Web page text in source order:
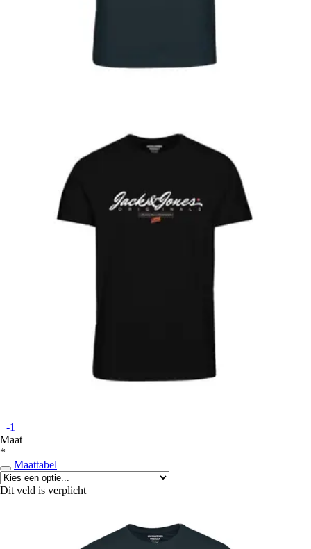
+-1
Maat
*
Maattabel
Dit veld is verplicht